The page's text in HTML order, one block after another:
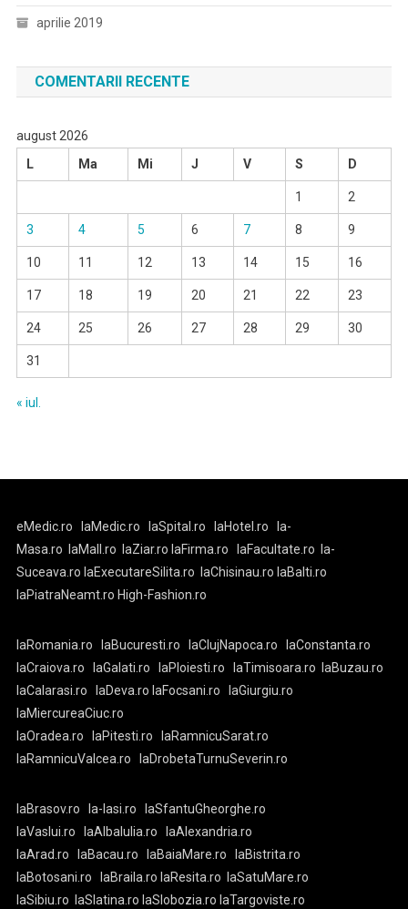
aprilie 2019
COMENTARII RECENTE
august 2026
L
Ma Mi J V S D
1 2
3 4 5 6 7 8 9
10 11 12 13 14 15 16
17 18 19 20 21 22 23
24 25 26 27 28 29 30
31
« iul.
eMedic.ro laMedic.ro laSpital.ro laHotel.ro
la-
Masa.ro
laMall.ro laZiar.ro laFirma.ro laFacultate.ro
la-
Suceava.ro laExecutareSilita.ro laChisinau.ro laBalti.ro
laPiatraNeamt.ro High-Fashion.ro
laRomania.ro laBucuresti.ro laClujNapoca.ro
laConstanta.ro
laCraiova.ro
laGalati.ro laPloiesti.ro laTimisoara.ro
laBuzau.ro
laCalarasi.ro
laDeva.ro laFocsani.ro
laGiurgiu.ro
laMiercureaCiuc.ro
laOradea.ro
laPitesti.ro
laRamnicuSarat.ro
laRamnicuValcea.ro
laDrobetaTurnuSeverin.ro
laBrasov.ro la-Iasi.ro
laSfantuGheorghe.ro
laVaslui.ro
laAlbaIulia.ro
laAlexandria.ro
laArad.ro
laBacau.ro laBaiaMare.ro
laBistrita.ro
laBotosani.ro
laBraila.ro laResita.ro
laSatuMare.ro
laSibiu.ro
laSlatina.ro laSlobozia.ro laTargoviste.ro